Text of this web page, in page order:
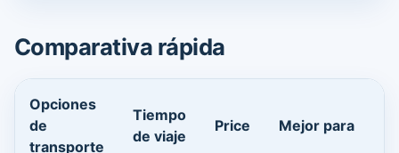
Comparativa rápida
Opciones
de
transporte
Tiempo
de viaje
Price Mejor para